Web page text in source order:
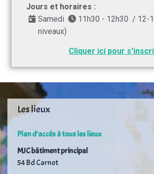
Jours et horaires :
Samedi
11h30 - 12h30 / 12-
niveaux)
Cliquer ici pour
Les lieux
Plan d’accès à tous les lieux
MJC bâtiment principal
54 Bd Carnot